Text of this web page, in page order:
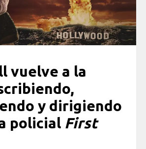
vuelve a la
y dirigiendo
policial First